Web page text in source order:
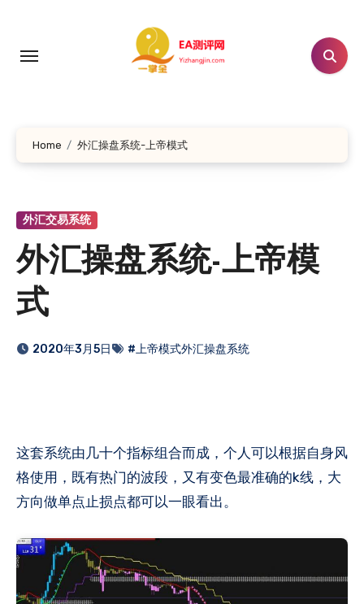
Home 外汇操盘系统-上帝模式
外汇交易系统
外汇操盘系统-上帝模
式
2020年3月5日 #上帝模式外汇操盘系统
这套系统由几十个指标组合而成，个人可以根据自身风
格使用，既有热门的波段，又有变色最准确的k线，大
方向做单点止损点都可以一眼看出。